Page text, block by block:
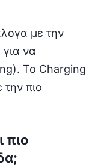
με την
να
Το Charging
πιο
πιο